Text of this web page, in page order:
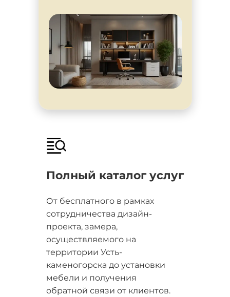
Полный каталог услуг
От бесплатного в рамках
сотрудничества дизайн-
проекта, замера,
осуществляемого на
территории Усть-
каменогорска до установки
мебели и получения
обратной связи от клиентов.